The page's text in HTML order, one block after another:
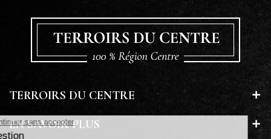
TERROIRS DU CENTRE
EN SAVOIR PLUS